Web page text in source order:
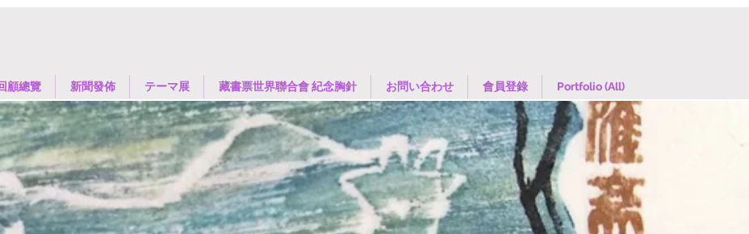
顧總覽 新聞發佈 ​テーマ展 藏書票世界聯合會 紀念胸針 お問い合わせ 會員登錄 Portfolio (All)